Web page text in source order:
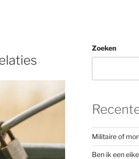
Zoeken
Militaire of
Ben ik een